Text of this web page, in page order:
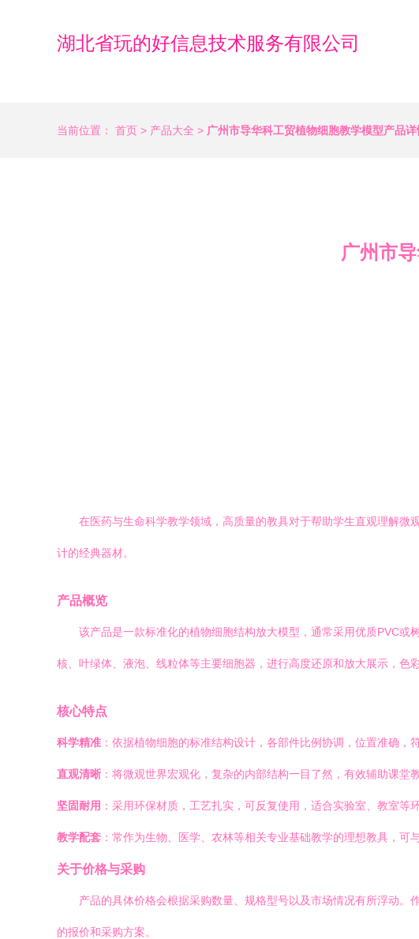
湖北省玩的好信息技术服务有限公司
当前位置： 首页 > 产品大全 > 广州市导华科工贸植物细胞教学模型产品详
广州市
在医药与生命科学教学领域，高质量的教具对于帮助学生直观理解
计的经典器材。
产品概览
该产品是一款标准化的植物细胞结构放大模型，通常采用优质PVC
核、叶绿体、液泡、线粒体等主要细胞器，进行高度还原和放大展示，色
核心特点
科学精准 ：依据植物细胞的标准结构设计，各部件比例协调，位置准确，
直观清晰 ：将微观世界宏观化，复杂的内部结构一目了然，有效辅助课堂
坚固耐用 ：采用环保材质，工艺扎实，可反复使用，适合实验室、教室等
教学配套 ：常作为生物、医学、农林等相关专业基础教学的理想教具，可
关于价格与采购
产品的具体价格会根据采购数量、规格型号以及市场情况有所浮动。
的报价和采购方案。